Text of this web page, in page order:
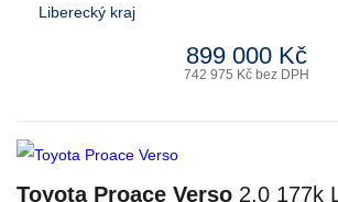
Liberecký kraj
899 000 Kč
742 975 Kč bez DPH
Toyota Proace Verso 2,0 177k